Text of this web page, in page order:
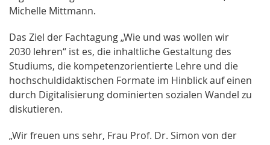
Michelle Mittmann.
Das Ziel der Fachtagung „Wie und was wollen wir
2030 lehren“ ist es, die inhaltliche Gestaltung des
Studiums, die kompetenzorientierte Lehre und die
hochschuldidaktischen Formate im Hinblick auf einen
durch Digitalisierung dominierten sozialen Wandel zu
diskutieren.
„Wir freuen uns sehr, Frau Prof. Dr. Simon von der